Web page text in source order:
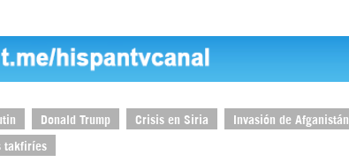
Donald Trump Crisis en Siria Invasión de Afganistán
takfiríes